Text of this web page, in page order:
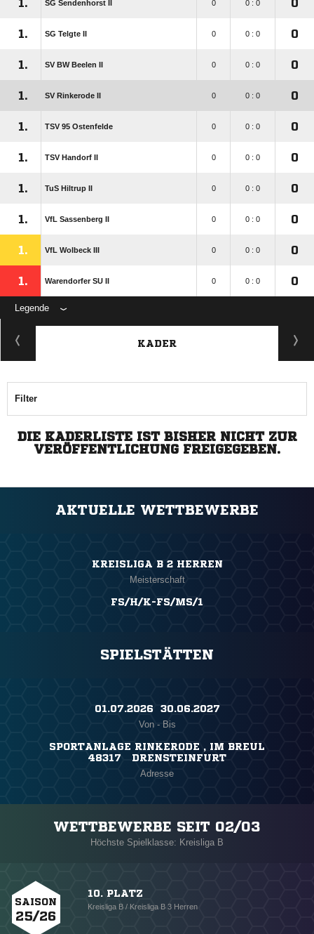
1. SG Sendenhorst II 0 0 : 0 0
1. SG Telgte II 0 0 : 0 0
1. SV BW Beelen II 0 0 : 0 0
1. SV Rinkerode II 0 0 : 0 0
1. TSV 95 Ostenfelde 0 0 : 0 0
1. TSV Handorf II 0 0 : 0 0
1. TuS Hiltrup II 0 0 : 0 0
1. VfL Sassenberg II 0 0 : 0 0
1. VfL Wolbeck III 0 0 : 0 0
1. Warendorfer SU II 0 0 : 0 0
Legende
KADER
Filter
DIE KADERLISTE IST BISHER NICHT ZUR
VERÖFFENTLICHUNG FREIGEGEBEN.
AKTUELLE WETTBEWERBE
KREISLIGA B 2 HERREN
Meisterschaft
FS/H/K-FS/MS/1
SPIELSTÄTTEN
01.07.2026 ​ 30.06.2027
Von - Bis
SPORTANLAGE RINKERODE , IM BREUL
48317 DRENSTEINFURT
Adresse
WETTBEWERBE SEIT 02/03
Höchste Spielklasse: Kreisliga B
SAISON
25/26
10. PLATZ
Kreisliga B / Kreisliga B 3 Herren